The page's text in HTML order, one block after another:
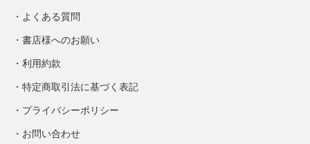
よくある質問
書店様へのお願い
利用約款
特定商取引法に基づく表記
プライバシーポリシー
お問い合わせ